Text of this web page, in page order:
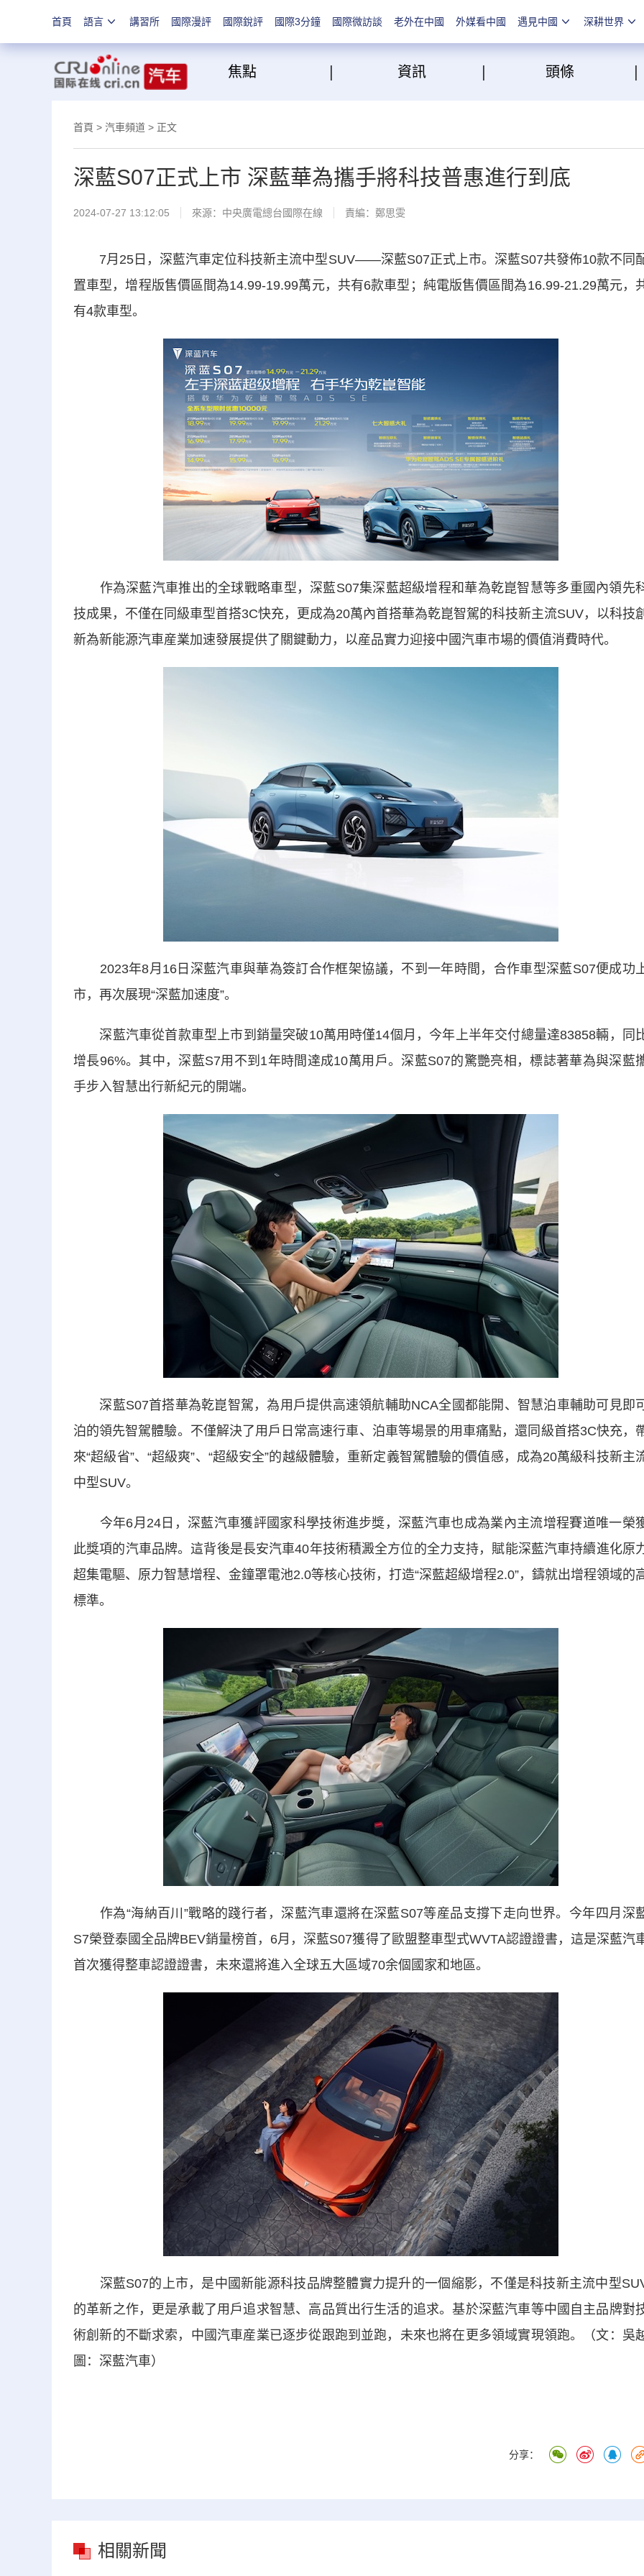
首頁 語言 講習所 國際漫評 國際銳評 國際3分鐘 國際微訪談 老外在中國 外媒看中國 遇見中國 深耕世界
焦點 | 資訊 | 頭條
首頁 > 汽車頻道 > 正文
深藍S07正式上市 深藍華為攜手將科技普惠進行到底
2024-07-27 13:12:05 來源： 中央廣電總台國際在線 責編：鄭思雯
7月25日，深藍汽車定位科技新主流中型SUV——深藍S07正式上市。深藍S07共發佈10款不同
置車型，增程版售價區間為14.99-19.99萬元，共有6款車型；純電版售價區間為16.99-21.29萬元，
有4款車型。
作為深藍汽車推出的全球戰略車型，深藍S07集深藍超級增程和華為乾崑智慧等多重國內領先
技成果，不僅在同級車型首搭3C快充，更成為20萬內首搭華為乾崑智駕的科技新主流SUV，以科技
新為新能源汽車産業加速發展提供了關鍵動力，以産品實力迎接中國汽車市場的價值消費時代。
2023年8月16日深藍汽車與華為簽訂合作框架協議，不到一年時間，合作車型深藍S07便成功
市，再次展現“深藍加速度”。
深藍汽車從首款車型上市到銷量突破10萬用時僅14個月，今年上半年交付總量達83858輛，同
增長96%。其中，深藍S7用不到1年時間達成10萬用戶。深藍S07的驚艷亮相，標誌著華為與深藍
手步入智慧出行新紀元的開端。
深藍S07首搭華為乾崑智駕，為用戶提供高速領航輔助NCA全國都能開、智慧泊車輔助可見即
泊的領先智駕體驗。不僅解決了用戶日常高速行車、泊車等場景的用車痛點，還同級首搭3C快充，
來“超級省”、“超級爽”、“超級安全”的越級體驗，重新定義智駕體驗的價值感，成為20萬級科技新主
中型SUV。
今年6月24日，深藍汽車獲評國家科學技術進步獎，深藍汽車也成為業內主流增程賽道唯一榮
此獎項的汽車品牌。這背後是長安汽車40年技術積澱全方位的全力支持，賦能深藍汽車持續進化原
超集電驅、原力智慧增程、金鐘罩電池2.0等核心技術，打造“深藍超級增程2.0”，鑄就出增程領域的
標準。
作為“海納百川”戰略的踐行者，深藍汽車還將在深藍S07等産品支撐下走向世界。今年四月深
S7榮登泰國全品牌BEV銷量榜首，6月，深藍S07獲得了歐盟整車型式WVTA認證證書，這是深藍汽
首次獲得整車認證證書，未來還將進入全球五大區域70余個國家和地區。
深藍S07的上市，是中國新能源科技品牌整體實力提升的一個縮影，不僅是科技新主流中型
的革新之作，更是承載了用戶追求智慧、高品質出行生活的追求。基於深藍汽車等中國自主品牌對
術創新的不斷求索，中國汽車産業已逐步從跟跑到並跑，未來也將在更多領域實現領跑。（文：吳
圖：深藍汽車）
分享：
相關新聞